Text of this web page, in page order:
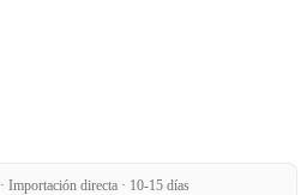
· Importación directa · 10-15 días